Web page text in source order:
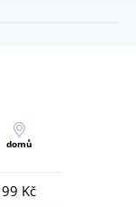
domů
99 Kč